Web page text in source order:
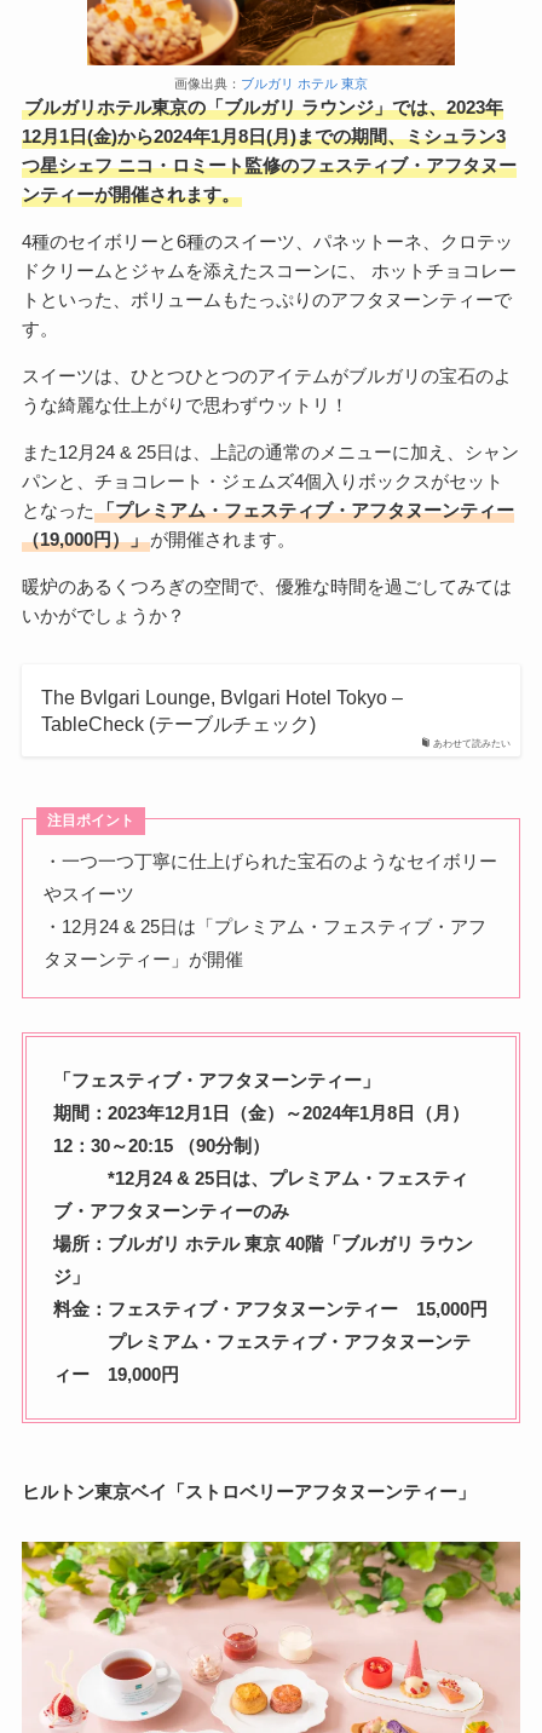
画像出典： ブルガリ ホテル 東京
ブルガリホテル東京の「ブルガリ ラウンジ」では、2023年
12月1日(金)から2024年1月8日(月)までの期間、ミシュラン3
つ星シェフ ニコ・ロミート監修のフェスティブ・アフタヌー
ンティーが開催されます。
4種のセイボリーと6種のスイーツ、パネットーネ、クロテッ
ドクリームとジャムを添えたスコーンに、 ホットチョコレー
トといった、ボリュームもたっぷりのアフタヌーンティーで
す。
スイーツは、ひとつひとつのアイテムがブルガリの宝石のよ
うな綺麗な仕上がりで思わずウットリ！
また12月24 & 25日は、上記の通常のメニューに加え、シャン
パンと、チョコレート・ジェムズ4個入りボックスがセット
となった 「プレミアム・フェスティブ・アフタヌーンティー
（19,000円）」が開催されます。
暖炉のあるくつろぎの空間で、優雅な時間を過ごしてみては
いかがでしょうか？
あわせて読みたい
The Bvlgari Lounge, Bvlgari Hotel Tokyo –
TableCheck (テーブルチェック)
注目ポイント
・一つ一つ丁寧に仕上げられた宝石のようなセイボリー
やスイーツ
・12月24 & 25日は「プレミアム・フェスティブ・アフ
タヌーンティー」が開催
「フェスティブ・アフタヌーンティー」
期間：2023年12月1日（金）～2024年1月8日（月）
12：30～20:15 （90分制）
*12月24 & 25日は、プレミアム・フェスティ
ブ・アフタヌーンティーのみ
場所：ブルガリ ホテル 東京 40階「ブルガリ ラウン
ジ」
料金：フェスティブ・アフタヌーンティー 15,000円
プレミアム・フェスティブ・アフタヌーンテ
ィー 19,000円
ヒルトン東京ベイ「ストロベリーアフタヌーンティー」